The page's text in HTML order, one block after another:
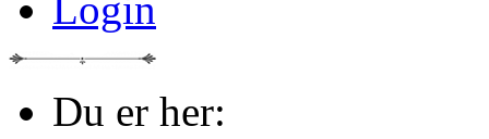
Du er her: